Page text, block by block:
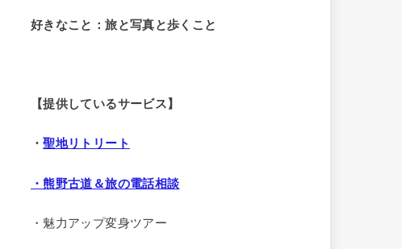
好きなこと：旅と写真と歩くこと
【提供しているサービス】
・聖地リトリート
・熊野古道＆旅の電話相談
・魅力アップ変身ツアー